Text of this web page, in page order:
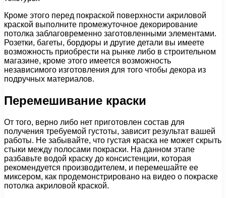
Кроме этого перед покраской поверхности акриловой
краской выполните промежуточное декорирование
потолка заблаговременно заготовленными элементами.
Розетки, багеты, бордюры и другие детали вы имеете
возможность приобрести на рынке либо в строительном
магазине, кроме этого имеется возможность
независимого изготовления для того чтобы декора из
подручных материалов.
Перемешивание краски
От того, верно либо нет приготовлен состав для
получения требуемой густоты, зависит результат вашей
работы. Не забывайте, что густая краска не может скрыть
стыки между полосами покраски. На данном этапе
разбавьте водой краску до консистенции, которая
рекомендуется производителем, и перемешайте ее
миксером, как продемонстрировано на видео о покраске
потолка акриловой краской.